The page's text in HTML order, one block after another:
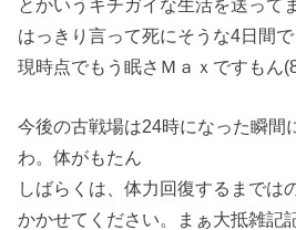
とかいうキチガイな生活を送って
はっきり言って死にそうな4日間
現時点でもう眠さＭａｘですもん
今後の古戦場は24時になった瞬間
わ。体がもたん
しばらくは、体力回復するまでは
かかせてください。まぁ大抵雑記